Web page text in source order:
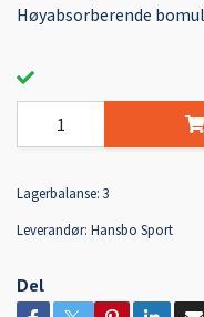
Høyabsorberende
Lagerbalanse: 3
Leverandør: Hansbo Sport
Del